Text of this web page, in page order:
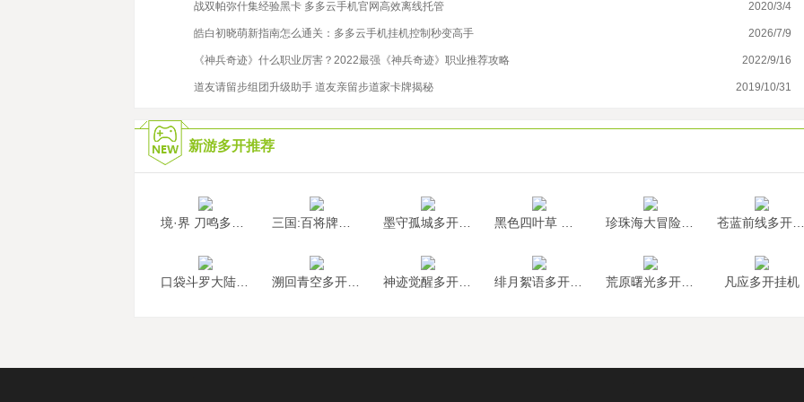
战双帕弥什集经验黑卡 多多云手机官网高效离线托管 2020/3/4
皓白初晓萌新指南怎么通关：多多云手机挂机控制秒变高手 2026/7/9
《神兵奇迹》什么职业厉害？2022最强《神兵奇迹》职业推荐攻略 2022/9/16
道友请留步组团升级助手 道友亲留步道家卡牌揭秘 2019/10/31
新游多开推荐
凡应多开挂机